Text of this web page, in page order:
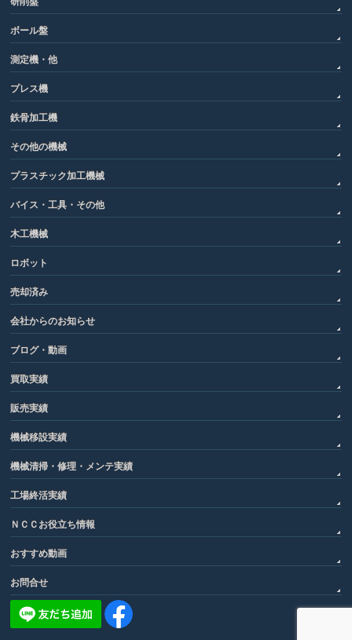
ボール盤
測定機・他
プレス機
鉄骨加工機
その他の機械
プラスチック加工機械
バイス・工具・その他
木工機械
ロボット
売却済み
会社からのお知らせ
ブログ・動画
買取実績
販売実績
機械移設実績
機械清掃・修理・メンテ実績
工場終活実績
ＮＣＣお役立ち情報
おすすめ動画
お問合せ